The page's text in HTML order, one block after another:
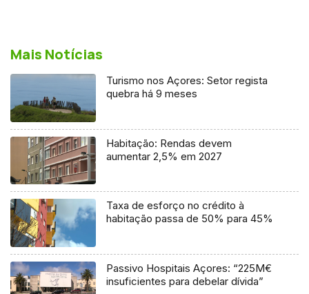
Mais Notícias
Turismo nos Açores: Setor regista
quebra há 9 meses
Habitação: Rendas devem
aumentar 2,5% em 2027
Taxa de esforço no crédito à
habitação passa de 50% para 45%
Passivo Hospitais Açores: “225M€
insuficientes para debelar dívida”